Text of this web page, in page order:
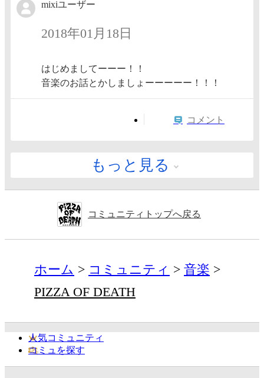
mixiユーザー
2018年01月18日
はじめましてーーー！！
音楽のお話とかしましょーーーーー！！！
コメント
もっと見る
コミュニティトップへ戻る
ホーム コミュニティ
音楽
PIZZA OF DEATH
人気コミュニティ
コミュを探す